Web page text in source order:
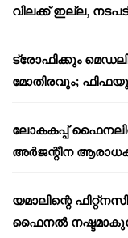
വിലക്ക് ഇല്ല,
ട്രോഫിക്കും
മോതിരവും;
ലോകകപ്പ്
അർജന്റീന
യമാലിന്റെ
ഫൈനൽ